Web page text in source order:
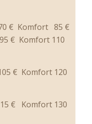
Komfort 85 €
€ Komfort 110
€ Komfort 120
€ Komfort 130